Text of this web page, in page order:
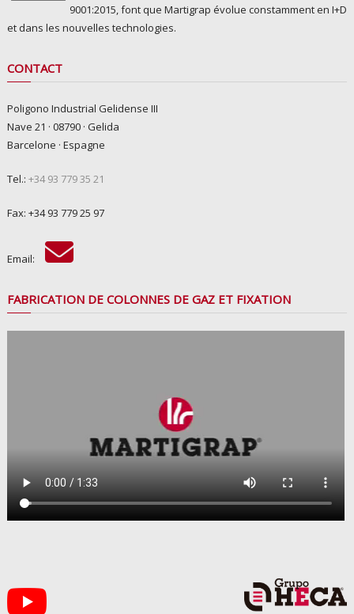
9001:2015, font que Martigrap évolue constamment en I+D
et dans les nouvelles technologies.
CONTACT
Poligono Industrial Gelidense III
Nave 21 · 08790 · Gelida
Barcelone · Espagne
Tel.: +34 93 779 35 21
Fax: +34 93 779 25 97
Email:
FABRICATION DE COLONNES DE GAZ ET FIXATION